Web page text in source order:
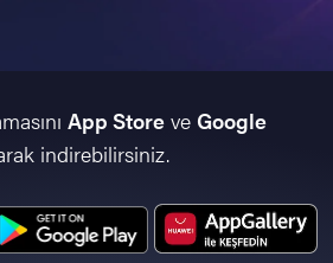
App Storeve Google
indirebilirsiniz.